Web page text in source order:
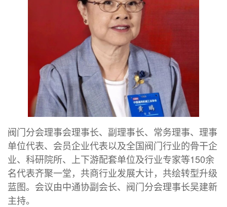
阀门分会理事会理事长、副理事长、常务理事、理事
单位代表、会员企业代表以及全国阀门行业的骨干企
业、科研院所、上下游配套单位及行业专家等150余
名代表齐聚一堂，共商行业发展大计，共绘转型升级
蓝图。会议由中通协副会长、阀门分会理事长吴建新
主持。